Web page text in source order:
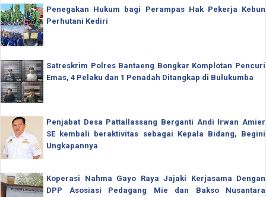
Penegakan Hukum bagi Perampas Hak Pekerja Kebun
Perhutani Kediri
Satreskrim Polres Bantaeng Bongkar Komplotan Pencuri
Emas, 4 Pelaku dan 1 Penadah Ditangkap di Bulukumba
Penjabat Desa Pattallassang Berganti Andi Irwan Amier
SE kembali beraktivitas sebagai Kepala Bidang, Begini
Ungkapannya
Koperasi Nahma Gayo Raya Jajaki Kerjasama Dengan
DPP Asosiasi Pedagang Mie dan Bakso Nusantara